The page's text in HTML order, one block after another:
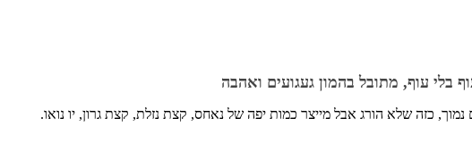
עוף, מתובל בהמון געגועים ואהבה
כזה שלא הורג אבל מייצר כמות יפה של נאחס, קצת נזלת, קצת גרון, יו נואו.